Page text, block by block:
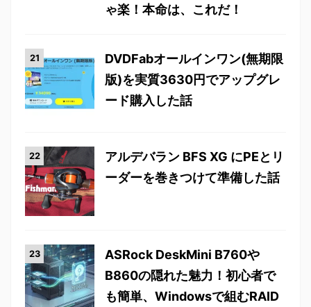
ゃ楽！本命は、これだ！
DVDFabオールインワン(無期限
版)を実質3630円でアップグレ
ード購入した話
アルデバラン BFS XG にPEとリ
ーダーを巻きつけて準備した話
ASRock DeskMini B760や
B860の隠れた魅力！初心者で
も簡単、Windowsで組むRAID